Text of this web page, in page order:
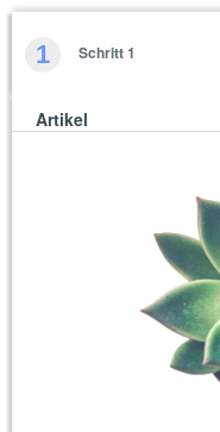
1 Schritt 1
Artikel